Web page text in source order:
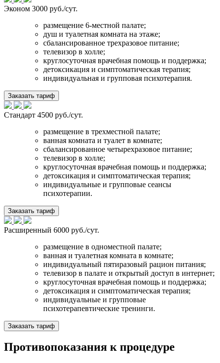
Эконом 3000 руб./сут.
размещение 6-местной палате;
душ и туалетная комната на этаже;
сбалансированное трехразовое питание;
телевизор в холле;
круглосуточная врачебная помощь и поддержка;
детоксикация и симптоматическая терапия;
индивидуальная и групповая психотерапия.
Заказать тариф
Стандарт 4500 руб./сут.
размещение в трехместной палате;
ванная комната и туалет в комнате;
сбалансированное четырехразовое питание;
телевизор в холле;
круглосуточная врачебная помощь и поддержка;
детоксикация и симптоматическая терапия;
индивидуальные и групповые сеансы
психотерапии.
Заказать тариф
Расширенный 6000 руб./сут.
размещение в одноместной палате;
ванная и туалетная комната в комнате;
индивидуальный пятиразовый рацион питания;
телевизор в палате и открытый доступ в интернет;
круглосуточная врачебная помощь и поддержка;
детоксикация и симптоматическая терапия;
индивидуальные и групповые
психотерапевтические тренинги.
Заказать тариф
Противопоказания к процедуре